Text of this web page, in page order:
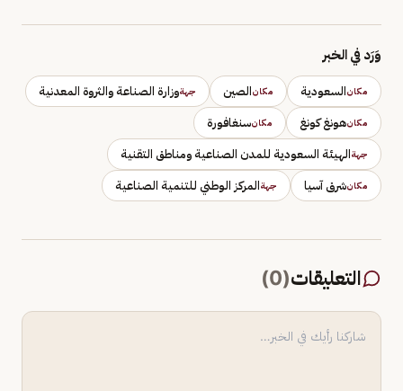
وَرَد في الخبر
مكانالسعودية مكانالصين جهةوزارة الصناعة والثروة المعدنية
مكانهونغ كونغ مكانسنغافورة
جهةالهيئة السعودية للمدن الصناعية ومناطق التقنية
مكانشرق آسيا جهةالمركز الوطني للتنمية الصناعية
التعليقات(
0
)